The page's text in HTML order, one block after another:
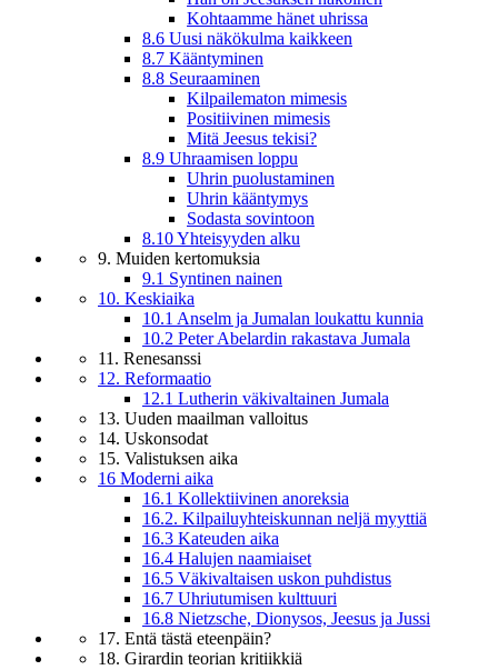
Kohtaamme hänet uhrissa
8.6 Uusi näkökulma kaikkeen
8.7 Kääntyminen
8.8 Seuraaminen
Kilpailematon mimesis
Positiivinen mimesis
Mitä Jeesus tekisi?
8.9 Uhraamisen loppu
Uhrin puolustaminen
Uhrin kääntymys
Sodasta sovintoon
8.10 Yhteisyyden alku
9. Muiden kertomuksia
9.1 Syntinen nainen
10. Keskiaika
10.1 Anselm ja Jumalan loukattu kunnia
10.2 Peter Abelardin rakastava Jumala
11. Renesanssi
12. Reformaatio
12.1 Lutherin väkivaltainen Jumala
13. Uuden maailman valloitus
14. Uskonsodat
15. Valistuksen aika
16 Moderni aika
16.1 Kollektiivinen anoreksia
16.2. Kilpailuyhteiskunnan neljä myyttiä
16.3 Kateuden aika
16.4 Halujen naamiaiset
16.5 Väkivaltaisen uskon puhdistus
16.7 Uhriutumisen kulttuuri
16.8 Nietzsche, Dionysos, Jeesus ja Jussi
17. Entä tästä eteenpäin?
18. Girardin teorian kritiikkiä